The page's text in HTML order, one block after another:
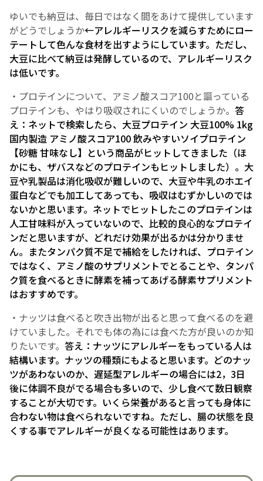
ゆいでも納豆は、毎日ではなく間をあけて提供しています
がどうでしょうか←アレルギーリスクを減らすためにロー
テートして色んな食材を出すようにしています。ただし、
大豆に比べて納豆は発酵しているので、アレルギーリスク
は低いです。
・プロテインについて、アミノ酸スコア100と謳っている
プロテインも、やはり吸収されにくいのでしょうか。 答
え：ネットで検索したら、大豆プロテイン 大豆100% 1kg
国内製造 アミノ酸スコア100 飲みやすいソイプロテイン
【砂糖 甘味なし】という商品がヒットしてきました（ほ
かにも、ザバスなどのプロテインもヒットしました）。大
豆や乳製品は消化吸収が難しいので、大豆や牛乳のホエイ
蛋白などでも加工してあっても、吸収はむずかしいのでは
ないかと思います。ネットでヒットしたこのプロテインは
人工甘味料が入っていないので、比較的良心的なプロテイ
ンだと思いますが、どれだけ効果が出るかは分かりませ
ん。またタンパク質不足で補給をしたければ、プロテイン
ではなく、アミノ酸のサプリメントでとることや、タンパ
ク質を食べるときに酵素を補ってあげる酵素サプリメント
はおすすめです。
・ナッツは食べると吹き出物が出ると思って食べるのを避
けていました。それでも体の為には食べた方が良いのか知
りたいです。 答え：ナッツにアレルギーをもっている人は
結構います。ナッツの種類にもよると思います。どのナッ
ツがあわないのか、遅延型アレルギーの場合には2，3日
後に体調不良がでる場合も多いので、少し食べて数日観察
することが大切です。いくら栄養があると言っても身体に
合わない物は食べられないですね。ただし、腸の状態を良
くする事でアレルギーが良くなる可能性はあります。